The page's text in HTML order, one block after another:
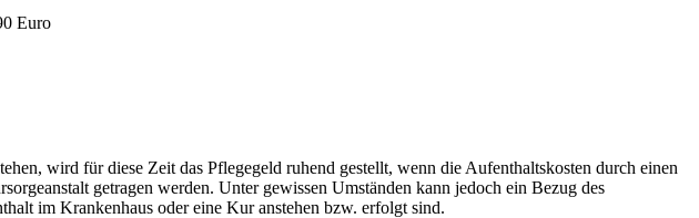
Euro
wird für diese Zeit das Pflegegeld ruhend gestellt, wenn die Aufenthaltskosten durch einen
getragen werden. Unter gewissen Umständen kann jedoch ein Bezug des
im Krankenhaus oder eine Kur anstehen bzw. erfolgt sind.